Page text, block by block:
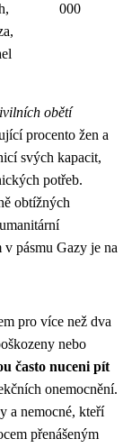
000
obětí
procento žen a
svých kapacit,
potřeb.
obtížných
pásmu Gazy je na
pro více než dva
nebo
často nuceni pít
onemocnění.
a nemocné, kteří
přenášeným